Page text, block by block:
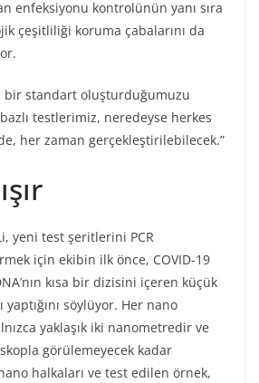
enfeksiyonu kontrolünün yanı sıra
çeşitliliği koruma çabalarını da
bir standart oluşturduğumuzu
testlerimiz, neredeyse herkes
her zaman gerçekleştirilebilecek.”
yeni test şeritlerini PCR
için ekibin ilk önce, COVID-19
kısa bir dizisini içeren küçük
yaptığını söylüyor. Her nano
yaklaşık iki nanometredir ve
görülemeyecek kadar
halkaları ve test edilen örnek,